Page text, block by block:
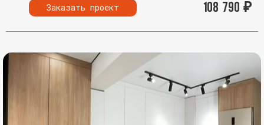
Заказать проект 108 790 ₽